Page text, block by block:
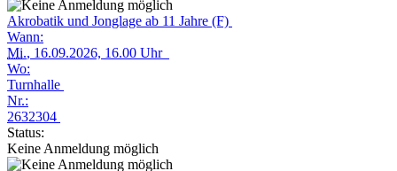
Akrobatik und Jonglage ab 11 Jahre (F)
Wann:
Mi., 16.09.2026, 16.00 Uhr
Wo:
Turnhalle
Nr.:
2632304
Status:
Keine Anmeldung möglich